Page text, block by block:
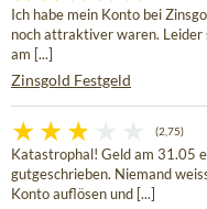
Ich habe mein Konto bei
noch attraktiver waren. Leider
am [...]
Zinsgold Festgeld
(2,75)
Katastrophal! Geld am 31.05
gutgeschrieben. Niemand
Konto auflösen und [...]